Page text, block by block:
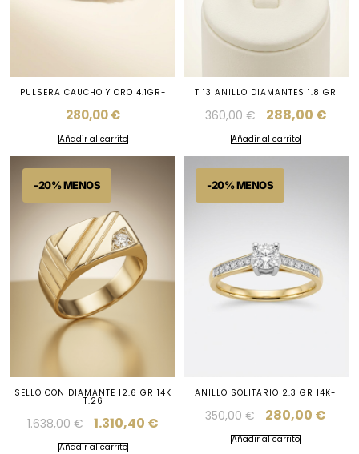
PULSERA CAUCHO Y ORO 4.1GR-
280,00€
Añadir al carrito
T 13 ANILLO DIAMANTES 1.8 GR
360,00 € 288,00 €
Añadir al carrito
SELLO CON DIAMANTE 12.6 GR 14K
T.26
1.638,00€ 1.310,40 €
Añadir al carrito
ANILLO SOLITARIO 2.3 GR 14K-
350,00€ 280,00 €
Añadir al carrito